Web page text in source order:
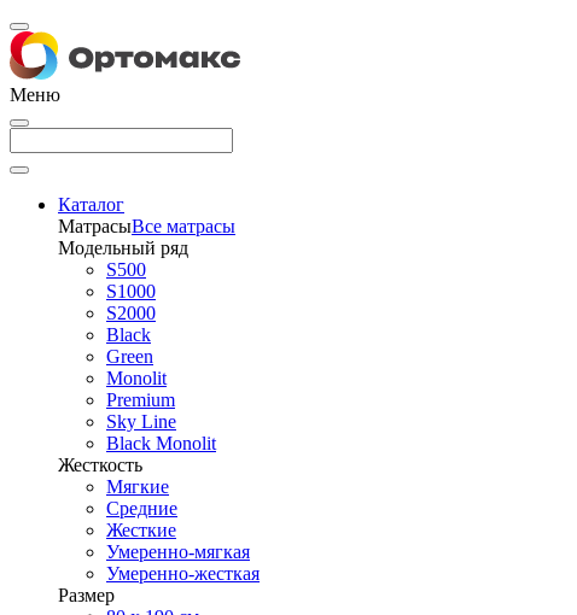
Меню
Каталог
МатрасыВсе матрасы
Модельный ряд
S500
S1000
S2000
Black
Green
Monolit
Premium
Sky Line
Black Monolit
Жесткость
Мягкие
Средние
Жесткие
Умеренно-мягкая
Умеренно-жесткая
Размер